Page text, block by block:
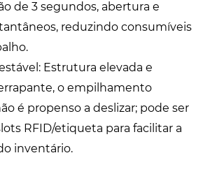
de 3 segundos, abertura e
reduzindo consumíveis
Estrutura elevada e
o empilhamento
é propenso a deslizar; pode ser
RFID/etiqueta para facilitar a
inventário.